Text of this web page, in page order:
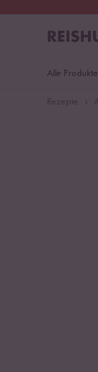
Alle Produkte